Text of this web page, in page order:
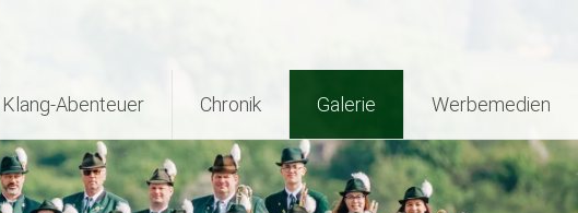
Klang-Abenteuer Chronik Galerie Werbemedien